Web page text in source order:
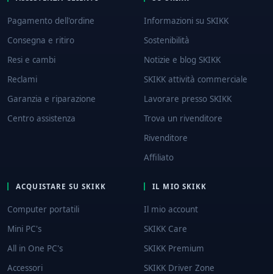
Pagamento dell'ordine
Consegna e ritiro
Resi e cambi
Reclami
Garanzia e riparazione
Centro assistenza
Informazioni su SKIKK
Sostenibilità
Notizie e blog SKIKK
SKIKK attività commerciale
Lavorare presso SKIKK
Trova un rivenditore
Rivenditore
Affiliato
ACQUISTARE SU SKIKK
Computer portatili
Mini PC's
All in One PC's
Accessori
IL MIO SKIKK
Il mio account
SKIKK Care
SKIKK Premium
SKIKK Driver Zone